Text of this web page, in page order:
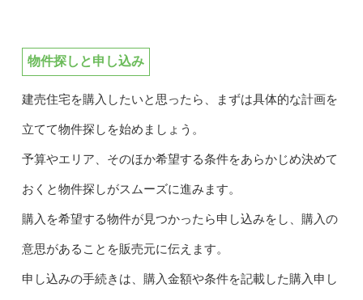
物件探しと申し込み
建売住宅を購入したいと思ったら、まずは具体的な計画を
立てて物件探しを始めましょう。
予算やエリア、そのほか希望する条件をあらかじめ決めて
おくと物件探しがスムーズに進みます。
購入を希望する物件が見つかったら申し込みをし、購入の
意思があることを販売元に伝えます。
申し込みの手続きは、購入金額や条件を記載した購入申し